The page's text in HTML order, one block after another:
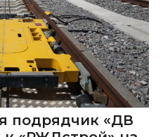
подрядчик «ДВ